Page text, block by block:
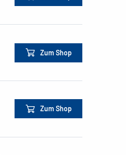
Zum Shop
Zum Shop